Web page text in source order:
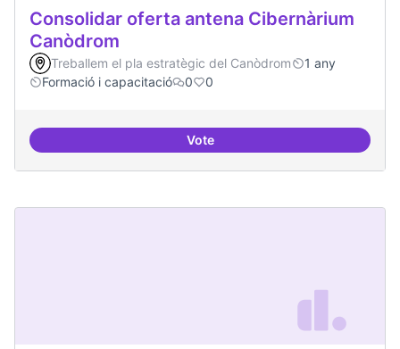
Consolidar oferta antena Cibernàrium
Canòdrom
Treballem el pla estratègic del Canòdrom
1 any
Formació i capacitació
0 0
VoteConsolidar oferta antena